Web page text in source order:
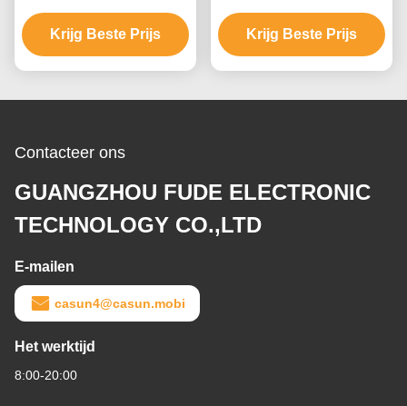
Drukmachines aan
Krijg Beste Prijs
Gear Reduction Ratio 4/1
voor automatisering
Huishoudelijk Apparatuur
Krijg Beste Prijs
Contacteer ons
GUANGZHOU FUDE ELECTRONIC
TECHNOLOGY CO.,LTD
E-mailen
casun4@casun.mobi
Het werktijd
8:00-20:00